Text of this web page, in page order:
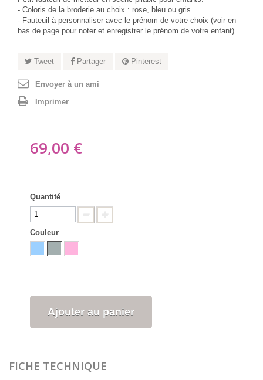
- Coloris de la broderie au choix : rose, bleu ou gris
- Fauteuil à personnaliser avec le prénom de votre choix (voir en
bas de page pour noter et enregistrer le prénom de votre enfant)
Tweet Partager Pinterest
Envoyer à un ami
Imprimer
69,00 €
Quantité
Couleur
Ajouter au panier
FICHE TECHNIQUE